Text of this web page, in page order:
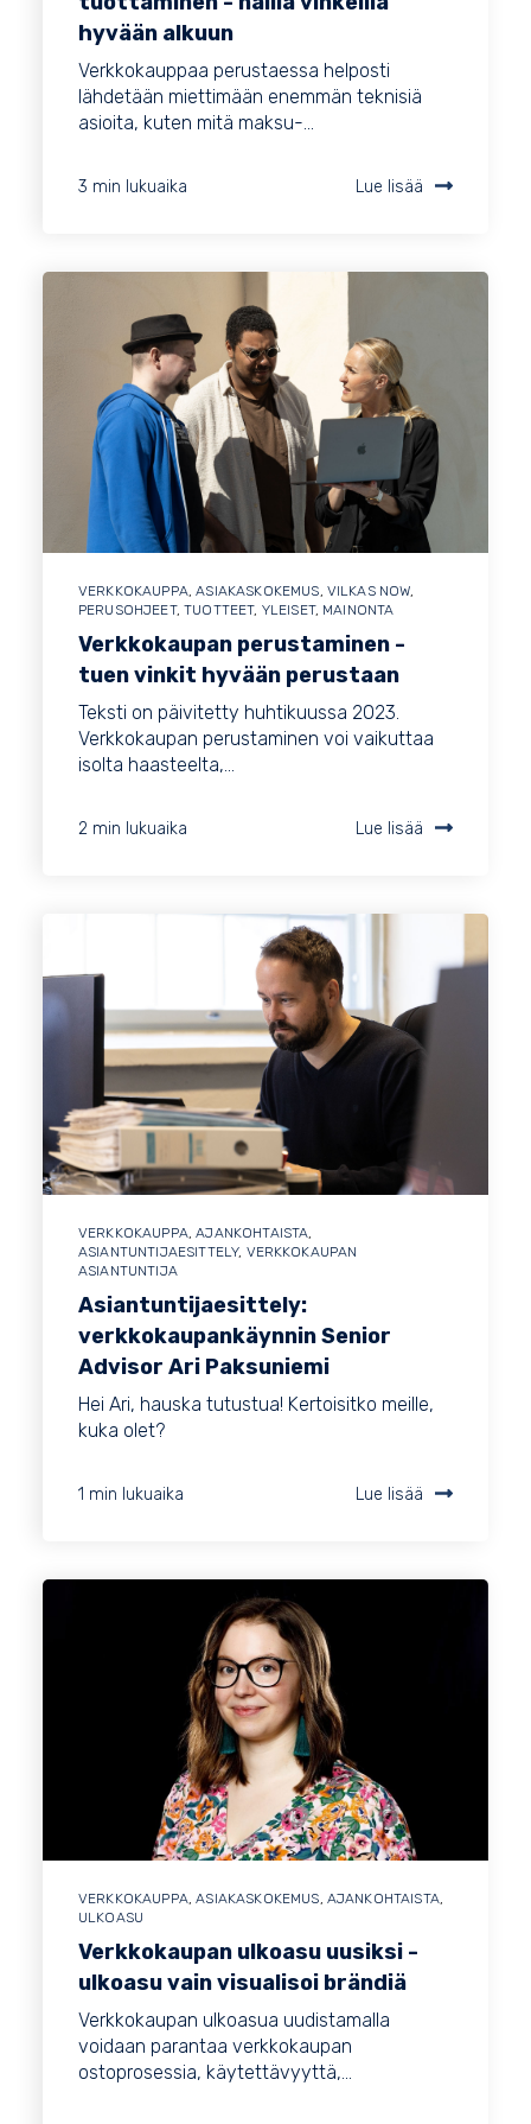
hyvään alkuun
Verkkokauppaa perustaessa helposti
lähdetään miettimään enemmän teknisiä
asioita, kuten mitä maksu-...
3 min lukuaika Lue lisää
VERKKOKAUPPA ,ASIAKASKOKEMUS VILKAS NOW
PERUSOHJEET,TUOTTEET, YLEISET, MAINONTA
Verkkokaupan perustaminen -
tuen vinkit hyvään perustaan
Teksti on päivitetty huhtikuussa 2023.
Verkkokaupan perustaminen voi vaikuttaa
isolta haasteelta,...
2 min lukuaika Lue lisää
VERKKOKAUPPA ,AJANKOHTAISTA
ASIANTUNTIJAESITTELY, VERKKOKAUPAN
ASIANTUNTIJA
Asiantuntijaesittely:
verkkokaupankäynnin Senior
Advisor Ari Paksuniemi
Hei Ari, hauska tutustua! Kertoisitko meille,
kuka olet?
1 min lukuaika Lue lisää
VERKKOKAUPPA ,ASIAKASKOKEMUS AJANKOHTAISTA
ULKOASU
Verkkokaupan ulkoasu uusiksi -
ulkoasu vain visualisoi brändiä
Verkkokaupan ulkoasua uudistamalla
voidaan parantaa verkkokaupan
ostoprosessia, käytettävyyttä,...